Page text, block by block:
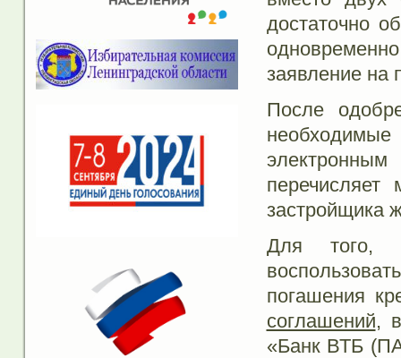
достаточно
заявление на
После
застройщика
Для того,
погашения
соглашений,
«Банк ВТБ